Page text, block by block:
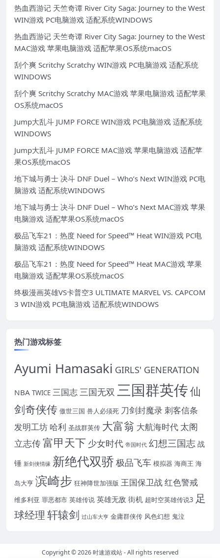
热血西游记 天竺奇谭 River City Saga: Journey to the West
WIN游戏 PC电脑游戏 适配系统WINDOWS
热血西游记 天竺奇谭 River City Saga: Journey to the West
MAC游戏 苹果电脑游戏 适配苹果OS系统macOS
刮个爽 Scritchy Scratchy WIN游戏 PC电脑游戏 适配系统
WINDOWS
刮个爽 Scritchy Scratchy MAC游戏 苹果电脑游戏 适配苹果
OS系统macOS
Jump大乱斗 JUMP FORCE WIN游戏 PC电脑游戏 适配系统
WINDOWS
Jump大乱斗 JUMP FORCE MAC游戏 苹果电脑游戏 适配苹
果OS系统macOS
地下城与勇士 决斗 DNF Duel – Who’s Next WIN游戏 PC电
脑游戏 适配系统WINDOWS
地下城与勇士 决斗 DNF Duel – Who’s Next MAC游戏 苹果
电脑游戏 适配苹果OS系统macOS
极品飞车21：热度 Need for Speed™ Heat WIN游戏 PC电
脑游戏 适配系统WINDOWS
极品飞车21：热度 Need for Speed™ Heat MAC游戏 苹果
电脑游戏 适配苹果OS系统macOS
终极漫画英雄VS卡普空3 ULTIMATE MARVEL VS. CAPCOM
3 WIN游戏 PC电脑游戏 适配系统WINDOWS
热门游戏标签
Ayumi Hamasaki GIRLS' GENERATION
NBA TWICE 三国志三国无双 三国群英传仙
剑奇侠传 傲世三国 兽人必须死 刀剑封魔录刺客信条
发明工坊 哈利 圣战群英传 大富翁 大航海时代 太阁
立志传富甲天下 少女时代 帝国时代 幻想三国志 战
锤 新剑侠情缘 新绝代双骄 极品飞车 模拟器 海商王 海
岛大亨 滨崎步 狂神降世加强版 王国保卫战红色警戒
维多利亚 罪恶都市 英雄传说 英雄无敌 街机 超时空英雄传说3 足
球经理 轩辕剑 过山车大亨 金庸群侠传 风色幻想 鬼泣
Copyright © 2026时速游戏站- All rights reserved